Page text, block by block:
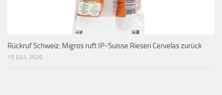
Rückruf Schweiz: Migros ruft IP-Suisse Riesen Cervelas zurück
15 JULI, 2026